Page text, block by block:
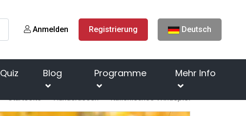
Anmelden Registrierung Deutsch
Quiz Blog Programme Mehr Info
Startseite Hunderassen Italienisches Windspiel